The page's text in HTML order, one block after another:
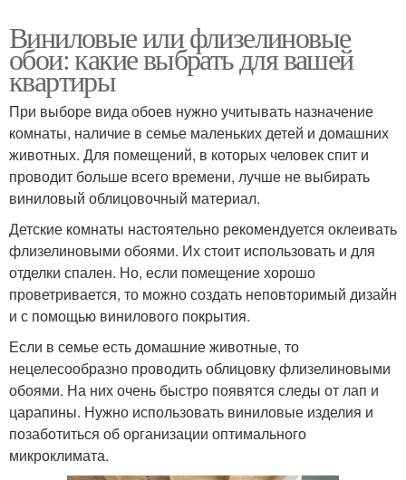
Виниловые или флизелиновые
обои: какие выбрать для вашей
квартиры
При выборе вида обоев нужно учитывать назначение
комнаты, наличие в семье маленьких детей и домашних
животных. Для помещений, в которых человек спит и
проводит больше всего времени, лучше не выбирать
виниловый облицовочный материал.
Детские комнаты настоятельно рекомендуется оклеивать
флизелиновыми обоями. Их стоит использовать и для
отделки спален. Но, если помещение хорошо
проветривается, то можно создать неповторимый дизайн
и с помощью винилового покрытия.
Если в семье есть домашние животные, то
нецелесообразно проводить облицовку флизелиновыми
обоями. На них очень быстро появятся следы от лап и
царапины. Нужно использовать виниловые изделия и
позаботиться об организации оптимального
микроклимата.